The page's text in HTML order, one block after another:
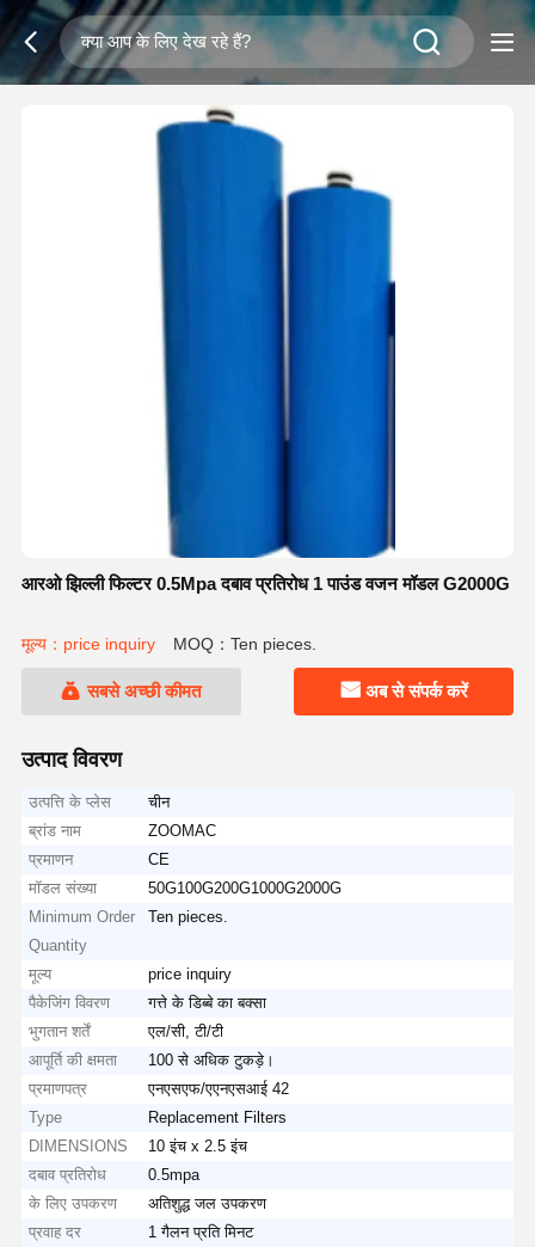
आरओ झिल्ली फिल्टर 0.5Mpa दबाव प्रतिरोध 1 पाउंड वजन मॉडल G2000G
मूल्य：price inquiry MOQ：Ten pieces.
सबसे अच्छी कीमत अब से संपर्क करें
उत्पाद विवरण
उत्पत्ति के प्लेस
चीन
ब्रांड नाम
ZOOMAC
प्रमाणन
CE
मॉडल संख्या
50G100G200G1000G2000G
Minimum Order
Quantity
Ten pieces.
मूल्य
price inquiry
पैकेजिंग विवरण
गत्ते के डिब्बे का बक्सा
भुगतान शर्तें
एल/सी, टी/टी
आपूर्ति की क्षमता
100 से अधिक टुकड़े।
प्रमाणपत्र
एनएसएफ/एएनएसआई 42
Type
Replacement Filters
DIMENSIONS
10 इंच x 2.5 इंच
दबाव प्रतिरोध
0.5mpa
के लिए उपकरण
अतिशुद्ध जल उपकरण
प्रवाह दर
1 गैलन प्रति मिनट